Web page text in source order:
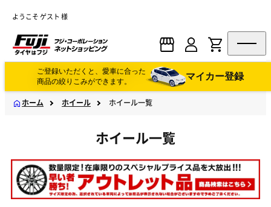
ようこそ ゲスト 様
ご登録いただくと、愛車に合った
商品の絞りこみができます。
マイカー登録
ホーム ホイール ホイール一覧
ホイール一覧